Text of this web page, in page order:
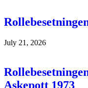
July 21, 2026
Askepott 1973